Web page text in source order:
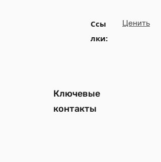
Ссы
лки:
Ценить
Ключевые
контакты